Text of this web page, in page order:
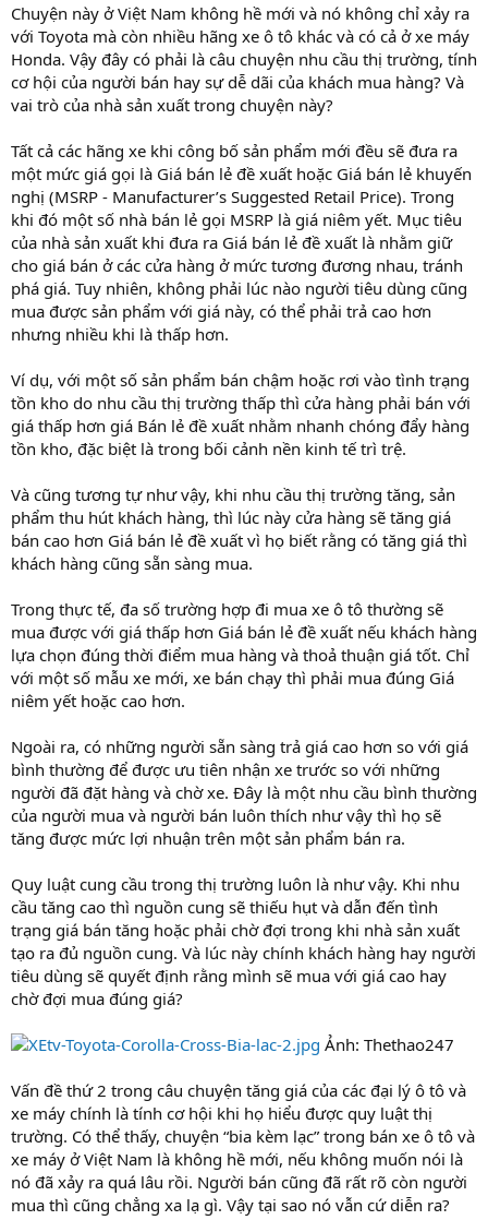
Chuyện này ở Việt Nam không hề mới và nó không chỉ xảy ra
với Toyota mà còn nhiều hãng xe ô tô khác và có cả ở xe máy
Honda. Vậy đây có phải là câu chuyện nhu cầu thị trường, tính
cơ hội của người bán hay sự dễ dãi của khách mua hàng? Và
vai trò của nhà sản xuất trong chuyện này?
Tất cả các hãng xe khi công bố sản phẩm mới đều sẽ đưa ra
một mức giá gọi là Giá bán lẻ đề xuất hoặc Giá bán lẻ khuyến
nghị (MSRP - Manufacturer’s Suggested Retail Price). Trong
khi đó một số nhà bán lẻ gọi MSRP là giá niêm yết. Mục tiêu
của nhà sản xuất khi đưa ra Giá bán lẻ đề xuất là nhằm giữ
cho giá bán ở các cửa hàng ở mức tương đương nhau, tránh
phá giá. Tuy nhiên, không phải lúc nào người tiêu dùng cũng
mua được sản phẩm với giá này, có thể phải trả cao hơn
nhưng nhiều khi là thấp hơn.
Ví dụ, với một số sản phẩm bán chậm hoặc rơi vào tình trạng
tồn kho do nhu cầu thị trường thấp thì cửa hàng phải bán với
giá thấp hơn giá Bán lẻ đề xuất nhằm nhanh chóng đẩy hàng
tồn kho, đặc biệt là trong bối cảnh nền kinh tế trì trệ.
Và cũng tương tự như vậy, khi nhu cầu thị trường tăng, sản
phẩm thu hút khách hàng, thì lúc này cửa hàng sẽ tăng giá
bán cao hơn Giá bán lẻ đề xuất vì họ biết rằng có tăng giá thì
khách hàng cũng sẵn sàng mua.
Trong thực tế, đa số trường hợp đi mua xe ô tô thường sẽ
mua được với giá thấp hơn Giá bán lẻ đề xuất nếu khách hàng
lựa chọn đúng thời điểm mua hàng và thoả thuận giá tốt. Chỉ
với một số mẫu xe mới, xe bán chạy thì phải mua đúng Giá
niêm yết hoặc cao hơn.
Ngoài ra, có những người sẵn sàng trả giá cao hơn so với giá
bình thường để được ưu tiên nhận xe trước so với những
người đã đặt hàng và chờ xe. Đây là một nhu cầu bình thường
của người mua và người bán luôn thích như vậy thì họ sẽ
tăng được mức lợi nhuận trên một sản phẩm bán ra.
Quy luật cung cầu trong thị trường luôn là như vậy. Khi nhu
cầu tăng cao thì nguồn cung sẽ thiếu hụt và dẫn đến tình
trạng giá bán tăng hoặc phải chờ đợi trong khi nhà sản xuất
tạo ra đủ nguồn cung. Và lúc này chính khách hàng hay người
tiêu dùng sẽ quyết định rằng mình sẽ mua với giá cao hay
chờ đợi mua đúng giá?
Ảnh: Thethao247
Vấn đề thứ 2 trong câu chuyện tăng giá của các đại lý ô tô và
xe máy chính là tính cơ hội khi họ hiểu được quy luật thị
trường. Có thể thấy, chuyện “bia kèm lạc” trong bán xe ô tô và
xe máy ở Việt Nam là không hề mới, nếu không muốn nói là
nó đã xảy ra quá lâu rồi. Người bán cũng đã rất rõ còn người
mua thì cũng chẳng xa lạ gì. Vậy tại sao nó vẫn cứ diễn ra?